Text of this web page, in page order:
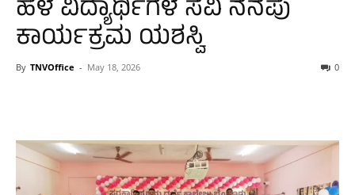
ಹಳೆ ವಿದ್ಯಾರ್ಥಿಗಳ ಸವಿ ನೆನಪು
ಕಾರ್ಯಕ್ರಮ ಯಶಸ್ವಿ
By TNVOffice - May 18, 2026 0